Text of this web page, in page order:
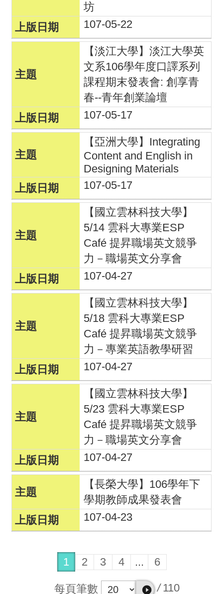
坊
107-05-22
【淡江大學】淡江大學英
文系106學年度口譯系列
課程期末發表會: 創享青
春--青年創業論壇
107-05-17
【亞洲大學】Integrating
Content and English in
Designing Materials
107-05-17
【國立雲林科技大學】
5/14 雲科大專業ESP
Café 提昇職場英文競爭
力－職場英文分享會
107-04-27
【國立雲林科技大學】
5/18 雲科大專業ESP
Café 提昇職場英文競爭
力－專業英語教學研習
107-04-27
【國立雲林科技大學】
5/23 雲科大專業ESP
Café 提昇職場英文競爭
力－職場英文分享會
107-04-27
【長榮大學】106學年下
學期教師成果發表會
107-04-23
1 2 3 4 ... 6
每頁筆數 / 110